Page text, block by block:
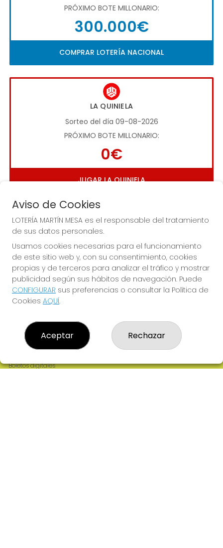
PRÓXIMO BOTE MILLONARIO:
300.000€
COMPRAR LOTERÍA NACIONAL
LA QUINIELA
Sorteo del día 09-08-2026
PRÓXIMO BOTE MILLONARIO:
0€
JUGAR LA QUINIELA
Imagen anterior
LOTERÍA MARTÍN MESA
Resultados
Contacto
Empresas
Boletos digitales
Aviso de Cookies
LOTERÍA MARTÍN MESA es el responsable del tratamiento
de sus datos personales.
Usamos cookies necesarias para el funcionamiento
de este sitio web y, con su consentimiento, cookies
propias y de terceros para analizar el tráfico y mostrar
publicidad según sus hábitos de navegación. Puede
CONFIGURAR sus preferencias o consultar la Política de
Cookies AQUÍ.
Aceptar Rechazar